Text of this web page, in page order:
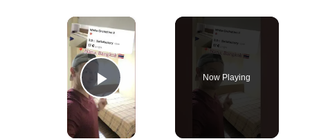
×
Play Video
Now Playing